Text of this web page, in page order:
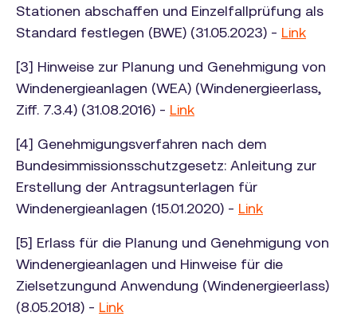
Stationen abschaffen und Einzelfallprüfung als
Standard festlegen (BWE) (31.05.2023) - Link
[3] Hinweise zur Planung und Genehmigung von
Windenergieanlagen (WEA) (Windenergieerlass,
Ziff. 7.3.4) (31.08.2016) - Link
[4] Genehmigungsverfahren nach dem
Bundesimmissionsschutzgesetz: Anleitung zur
Erstellung der Antragsunterlagen für
Windenergieanlagen (15.01.2020) - Link
[5] Erlass für die Planung und Genehmigung von
Windenergieanlagen und Hinweise für die
Zielsetzungund Anwendung (Windenergieerlass)
(8.05.2018) - Link